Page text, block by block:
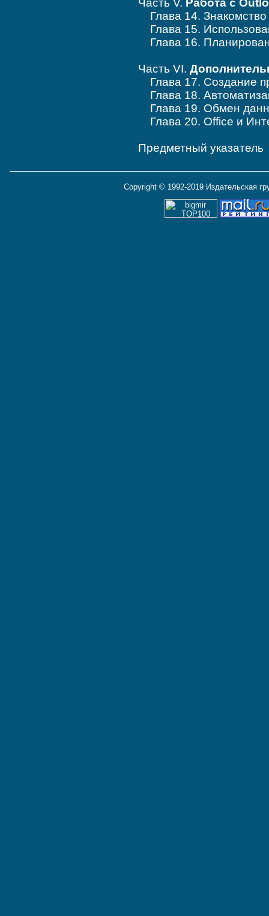
Часть V. Работа с
Глава 14.
Глава 15.
Глава 16.
Часть VI.
Глава 17. Создание
Глава 18.
Глава 19. Обмен
Глава 20. Office и
Предметный указатель
Copyright © 1992-2019 Издательская